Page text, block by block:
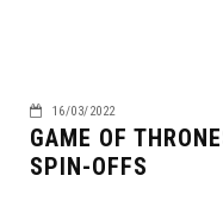
16/03/2022
GAME OF
SPIN-OFFS